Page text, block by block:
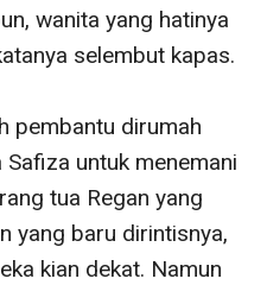
wanita yang hatinya
selembut kapas.
pembantu dirumah
untuk menemani
tua Regan yang
yang baru dirintisnya,
kian dekat. Namun